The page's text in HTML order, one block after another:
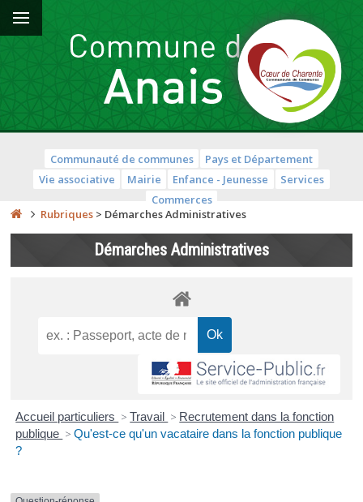
Communauté de communes
Pays et Département
Vie associative
Mairie Enfance - Jeunesse
Services
Commerces
Rubriques > Démarches Administratives
Démarches Administratives
Accueil particuliers > Travail > Recrutement dans la fonction
publique > Qu'est-ce qu'un vacataire dans la fonction publique
?